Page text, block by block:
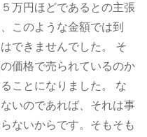
万円ほどであるとの主張
このような金額では到
できませんでした。
そ
価格で売られているのか
ことになりました。
な
いのであれば、それは事
ないからです。そもそも